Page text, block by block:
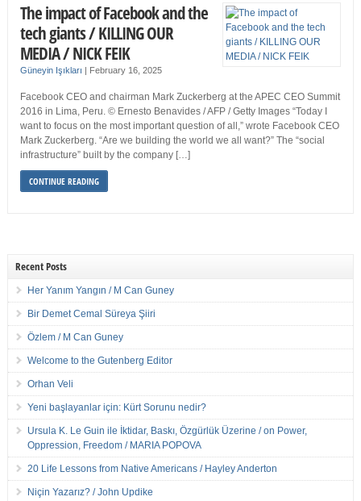
The impact of Facebook and the
tech giants / KILLING OUR
MEDIA / NICK FEIK
Güneyin Işıkları | February 16, 2025
Facebook CEO and chairman Mark Zuckerberg at the APEC CEO Summit
2016 in Lima, Peru. © Ernesto Benavides / AFP / Getty Images “Today I
want to focus on the most important question of all,” wrote Facebook CEO
Mark Zuckerberg. “Are we building the world we all want?” The “social
infrastructure” built by the company […]
CONTINUE READING
Recent Posts
Her Yanım Yangın / M Can Guney
Bir Demet Cemal Süreya Şiiri
Özlem / M Can Guney
Welcome to the Gutenberg Editor
Orhan Veli
Yeni başlayanlar için: Kürt Sorunu nedir?
Ursula K. Le Guin ile İktidar, Baskı, Özgürlük Üzerine / on Power,
Oppression, Freedom / MARIA POPOVA
20 Life Lessons from Native Americans / Hayley Anderton
Niçin Yazarız? / John Updike